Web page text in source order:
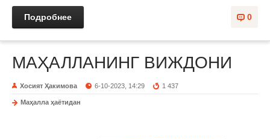
0
Подробнее
МАҲАЛЛАНИНГ ВИЖДОНИ
Хосият Ҳакимова 6-10-2023, 14:29 1 437
Маҳалла ҳаётидан